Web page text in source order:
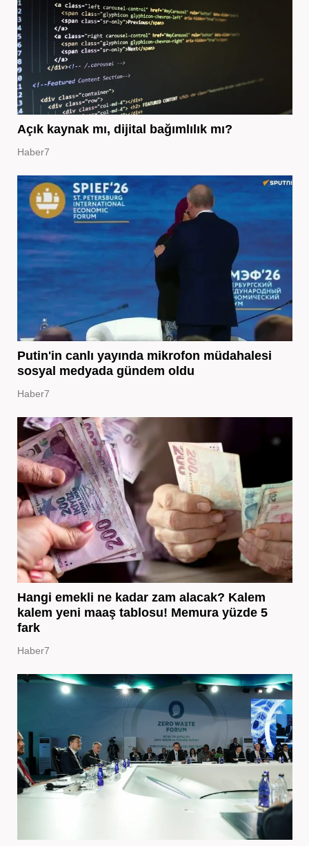
Açık kaynak mı, dijital bağımlılık mı?
Haber7
Putin'in canlı yayında mikrofon müdahalesi
sosyal medyada gündem oldu
Haber7
Hangi emekli ne kadar zam alacak? Kalem
kalem yeni maaş tablosu! Memura yüzde 5
fark
Haber7